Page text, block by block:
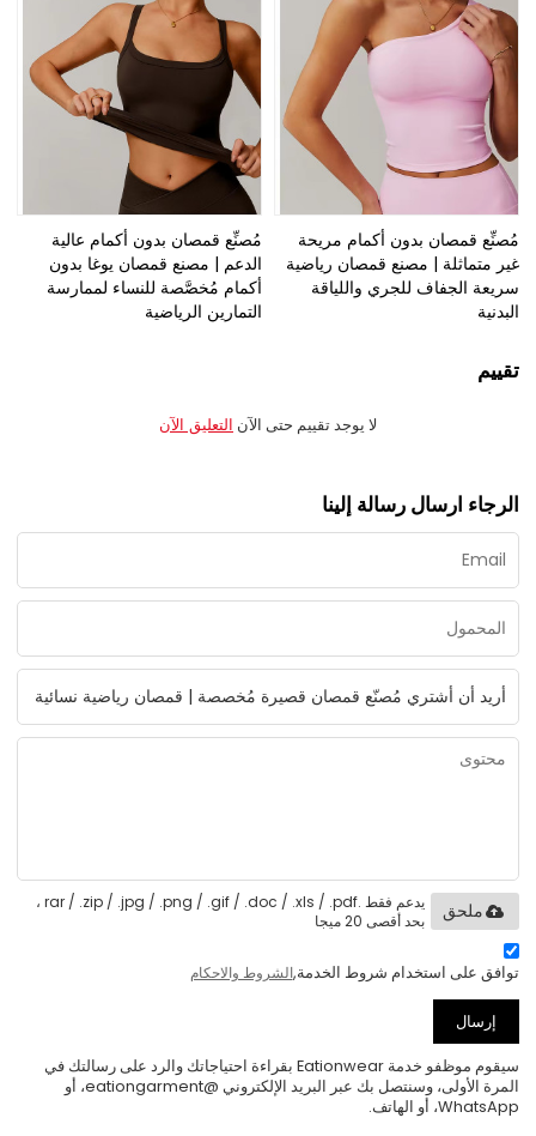
مُصنِّع قمصان بدون أكمام مريحة
غير متماثلة | مصنع قمصان رياضية
سريعة الجفاف للجري واللياقة
البدنية
مُصنِّع قمصان بدون أكمام عالية
الدعم | مصنع قمصان يوغا بدون
أكمام مُخصَّصة للنساء لممارسة
التمارين الرياضية
تقييم
لا يوجد تقييم حتى الآن التعليق الآن
الرجاء ارسال رسالة إلينا
يدعم فقط .rar / .zip / .jpg / .png / .gif / .doc / .xls / .pdf ،
بحد أقصى 20 ميجا
ملحق
توافق على استخدام شروط الخدمة,الشروط والاحكام
إرسال
سيقوم موظفو خدمة Eationwear بقراءة احتياجاتك والرد على رسالتك في
المرة الأولى، وسنتصل بك عبر البريد الإلكتروني @eationgarment، أو
WhatsApp، أو الهاتف.